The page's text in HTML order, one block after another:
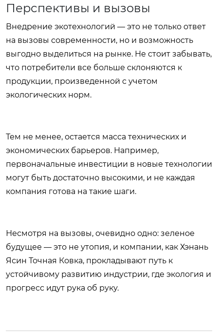
Перспективы и вызовы
Внедрение экотехнологий — это не только ответ
на вызовы современности, но и возможность
выгодно выделиться на рынке. Не стоит забывать,
что потребители все больше склоняются к
продукции, произведенной с учетом
экологических норм.
Тем не менее, остается масса технических и
экономических барьеров. Например,
первоначальные инвестиции в новые технологии
могут быть достаточно высокими, и не каждая
компания готова на такие шаги.
Несмотря на вызовы, очевидно одно: зеленое
будущее — это не утопия, и компании, как Хэнань
Ясин Точная Ковка, прокладывают путь к
устойчивому развитию индустрии, где экология и
прогресс идут рука об руку.